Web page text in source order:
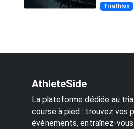
Triathlon
AthleteSide
La plateforme dédiée au
course à pied : trouvez vos
événements, entraînez-